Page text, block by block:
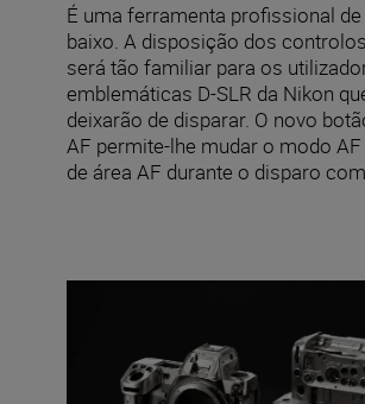
É uma ferramenta profissional
baixo. A disposição dos
será tão familiar para os
emblemáticas D-SLR da Nikon
deixarão de disparar. O novo
AF permite-lhe mudar o modo
de área AF durante o disparo